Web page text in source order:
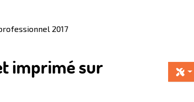
2017
imprimé sur